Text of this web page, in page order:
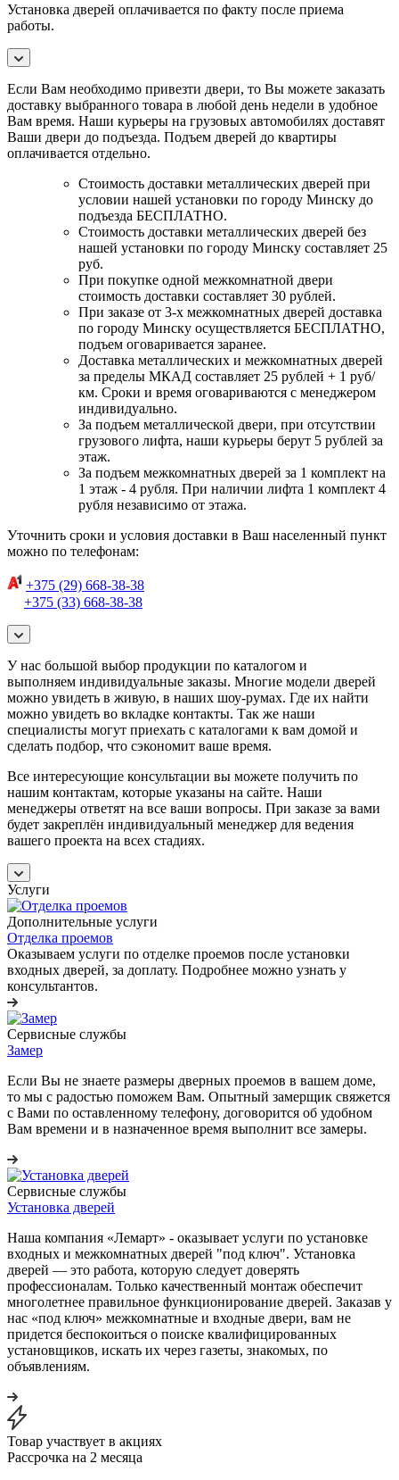
Установка дверей оплачивается по факту после приема
работы.
Если Вам необходимо привезти двери, то Вы можете заказать
доставку выбранного товара в любой день недели в удобное
Вам время. Наши курьеры на грузовых автомобилях доставят
Ваши двери до подъезда. Подъем дверей до квартиры
оплачивается отдельно.
Стоимость доставки металлических дверей при
условии нашей установки по городу Минску до
подъезда БЕСПЛАТНО.
Стоимость доставки металлических дверей без
нашей установки по городу Минску составляет 25
руб.
При покупке одной межкомнатной двери
стоимость доставки составляет 30 рублей.
При заказе от 3-х межкомнатных дверей доставка
по городу Минску осуществляется БЕСПЛАТНО,
подъем оговаривается заранее.
Доставка металлических и межкомнатных дверей
за пределы МКАД составляет 25 рублей + 1 руб/
км. Сроки и время оговариваются с менеджером
индивидуально.
За подъем металлической двери, при отсутствии
грузового лифта, наши курьеры берут 5 рублей за
этаж.
За подъем межкомнатных дверей за 1 комплект на
1 этаж - 4 рубля. При наличии лифта 1 комплект 4
рубля независимо от этажа.
Уточнить сроки и условия доставки в Ваш населенный пункт
можно по телефонам:
+375 (29) 668-38-38
+375 (33) 668-38-38
У нас большой выбор продукции по каталогом и
выполняем индивидуальные заказы. Многие модели дверей
можно увидеть в живую, в наших шоу-румах. Где их найти
можно увидеть во вкладке контакты. Так же наши
специалисты могут приехать с каталогами к вам домой и
сделать подбор, что сэкономит ваше время.
Все интересующие консультации вы можете получить по
нашим контактам, которые указаны на сайте. Наши
менеджеры ответят на все ваши вопросы. При заказе за вами
будет закреплён индивидуальный менеджер для ведения
вашего проекта на всех стадиях.
Услуги
Дополнительные услуги
Отделка проемов
Оказываем услуги по отделке проемов после установки
входных дверей, за доплату. Подробнее можно узнать у
консультантов.
Сервисные службы
Замер
Если Вы не знаете размеры дверных проемов в вашем доме,
то мы с радостью поможем Вам. Опытный замерщик свяжется
с Вами по оставленному телефону, договорится об удобном
Вам времени и в назначенное время выполнит все замеры.
Сервисные службы
Установка дверей
Наша компания «Лемарт» - оказывает услуги по установке
входных и межкомнатных дверей "под ключ". Установка
дверей — это работа, которую следует доверять
профессионалам. Только качественный монтаж обеспечит
многолетнее правильное функционирование дверей. Заказав у
нас «под ключ» межкомнатные и входные двери, вам не
придется беспокоиться о поиске квалифицированных
установщиков, искать их через газеты, знакомых, по
объявлениям.
Товар участвует в акциях
Рассрочка на 2 месяца